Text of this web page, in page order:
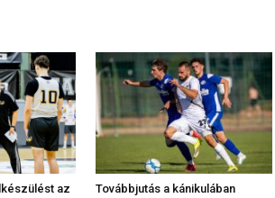
az
Továbbjutás a kánikulában